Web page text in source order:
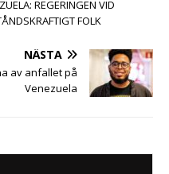
REGERINGEN VID
FOLK
NÄSTA
av anfallet på
Venezuela